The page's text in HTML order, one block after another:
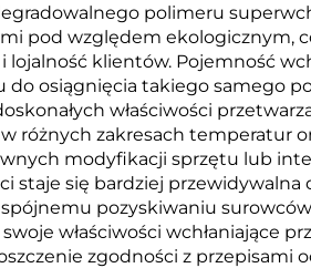
polimeru
pod względem ekologicznym,
lojalność klientów. Pojemność
do osiągnięcia takiego samego
właściwości
w różnych zakresach
modyfikacji sprzętu lub
staje się bardziej
pozyskiwaniu
właściwości wchłaniające
zgodności z